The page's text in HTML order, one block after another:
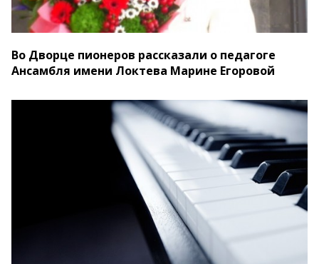
Во Дворце пионеров рассказали о педагоге
Ансамбля имени Локтева Марине Егоровой